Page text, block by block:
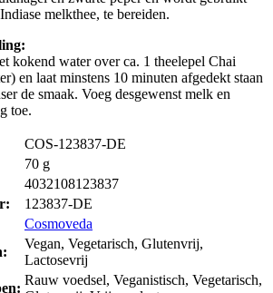
melkthee, te bereiden.
kokend water over ca. 1 theelepel Chai
en laat minstens 10 minuten afgedekt staan
de smaak. Voeg desgewenst melk en
toe.
COS-123837-DE
70 g
4032108123837
123837-DE
Cosmoveda
Vegan, Vegetarisch, Glutenvrij,
Lactosevrij
Rauw voedsel, Veganistisch, Vegetarisch,